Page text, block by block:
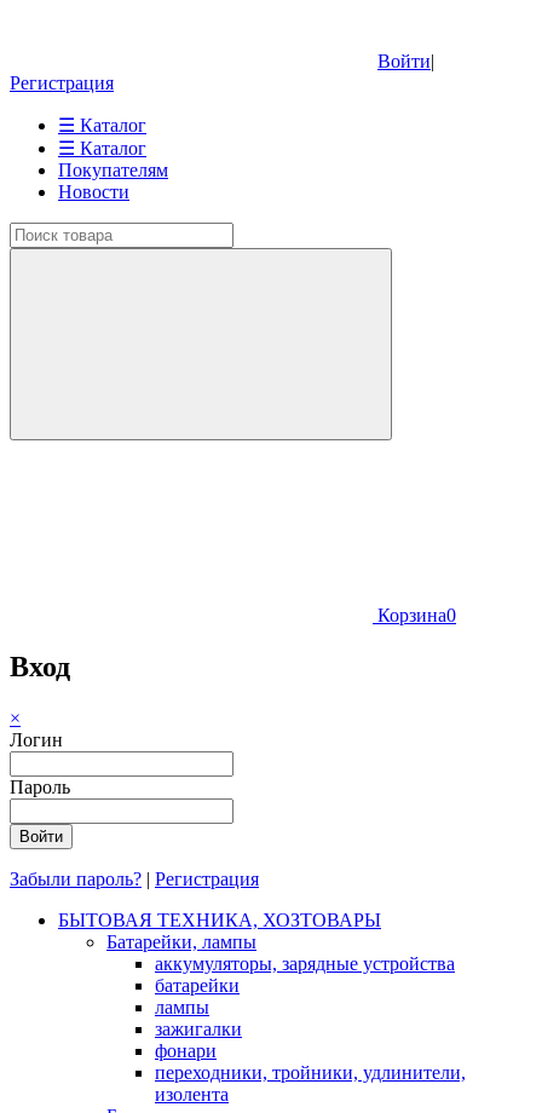
Войти|
Регистрация
☰ Каталог
☰ Каталог
Покупателям
Новости
Корзина0
Вход
×
Логин
Пароль
Забыли пароль? | Регистрация
БЫТОВАЯ ТЕХНИКА, ХОЗТОВАРЫ
Батарейки, лампы
аккумуляторы, зарядные устройства
батарейки
лампы
зажигалки
фонари
переходники, тройники, удлинители,
изолента